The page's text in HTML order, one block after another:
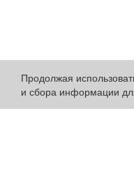
Продолжая
и сбора информации